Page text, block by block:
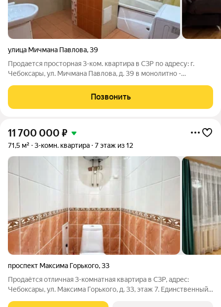
улица Мичмана Павлова,39
Продается просторная 3-ком. квартира в СЗР по адресу: г.
Чебоксары, ул. Мичмана Павлова, д. 39 в монолитно -
комнаты, большая кухня 12.8 кв.м., не торцевая, распашонка,
Позвонить
11 700 000 ₽
71,5 м² 3-комн. квартира 7 этаж из 12
проспект Максима Горького,33
Продаётся отличная 3-комнатная квартира в СЗР, адрес:
Чебоксары, ул. Максима Горького, д. 33, этаж 7. Единственный